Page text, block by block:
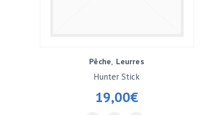
Pêche Leurres
19,00€
Hunter Stick